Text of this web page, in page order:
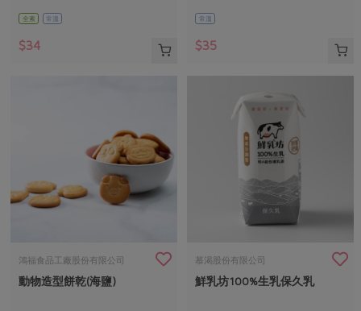
全素 常溫
$34
常溫
$35
鴻福食品工廠股份有限公司
動物造型餅乾(海鹽)
慕渴股份有限公司
鮮乳坊100%生乳保久乳